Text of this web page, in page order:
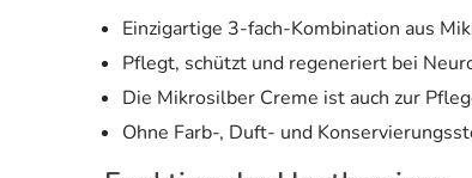
Einzigartige 3-fach-Kombination aus
Pflegt, schützt und regeneriert bei
Die Mikrosilber Creme ist auch zur
Ohne Farb-, Duft- und